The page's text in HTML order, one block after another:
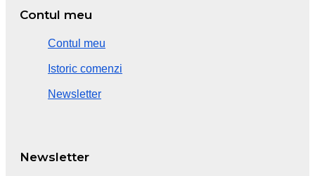
Contul meu
Contul meu
Istoric comenzi
Newsletter
Newsletter